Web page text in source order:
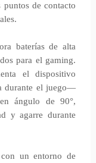
de contacto
baterías de alta
para el gaming.
el dispositivo
durante el juego—
ángulo de 90°,
y agarre durante
un entorno de